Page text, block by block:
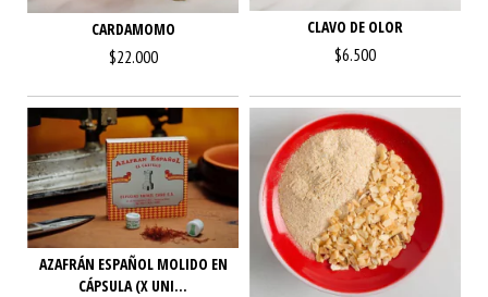
CARDAMOMO
$22.000
CLAVO DE OLOR
$6.500
AZAFRÁN ESPAÑOL MOLIDO EN
CÁPSULA (X UNI...